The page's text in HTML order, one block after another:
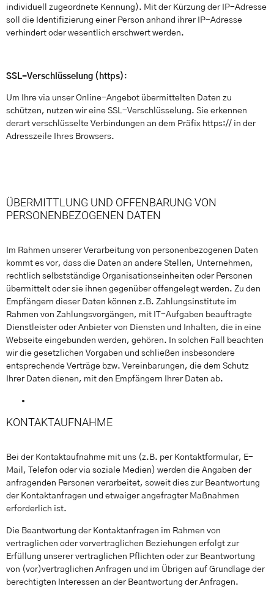
individuell zugeordnete Kennung). Mit der Kürzung der IP-Adresse
soll die Identifizierung einer Person anhand ihrer IP-Adresse
verhindert oder wesentlich erschwert werden.
SSL-Verschlüsselung (https) :
Um Ihre via unser Online-Angebot übermittelten Daten zu
schützen, nutzen wir eine SSL-Verschlüsselung. Sie erkennen
derart verschlüsselte Verbindungen an dem Präfix https:// in der
Adresszeile Ihres Browsers.
ÜBERMITTLUNG UND OFFENBARUNG VON
PERSONENBEZOGENEN DATEN
Im Rahmen unserer Verarbeitung von personenbezogenen Daten
kommt es vor, dass die Daten an andere Stellen, Unternehmen,
rechtlich selbstständige Organisationseinheiten oder Personen
übermittelt oder sie ihnen gegenüber offengelegt werden. Zu den
Empfängern dieser Daten können z.B. Zahlungsinstitute im
Rahmen von Zahlungsvorgängen, mit IT-Aufgaben beauftragte
Dienstleister oder Anbieter von Diensten und Inhalten, die in eine
Webseite eingebunden werden, gehören. In solchen Fall beachten
wir die gesetzlichen Vorgaben und schließen insbesondere
entsprechende Verträge bzw. Vereinbarungen, die dem Schutz
Ihrer Daten dienen, mit den Empfängern Ihrer Daten ab.
KONTAKTAUFNAHME
Bei der Kontaktaufnahme mit uns (z.B. per Kontaktformular, E-
Mail, Telefon oder via soziale Medien) werden die Angaben der
anfragenden Personen verarbeitet, soweit dies zur Beantwortung
der Kontaktanfragen und etwaiger angefragter Maßnahmen
erforderlich ist.
Die Beantwortung der Kontaktanfragen im Rahmen von
vertraglichen oder vorvertraglichen Beziehungen erfolgt zur
Erfüllung unserer vertraglichen Pflichten oder zur Beantwortung
von (vor)vertraglichen Anfragen und im Übrigen auf Grundlage der
berechtigten Interessen an der Beantwortung der Anfragen.